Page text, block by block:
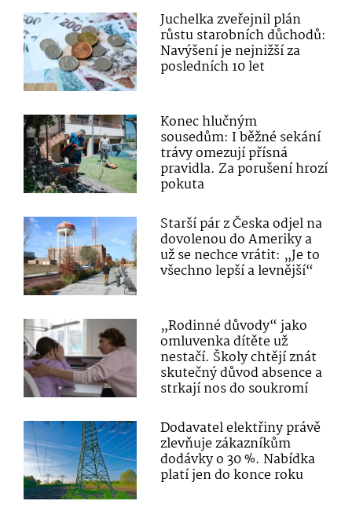
Juchelka zveřejnil plán
růstu starobních důchodů:
Navýšení je nejnižší za
posledních 10 let
Konec hlučným
sousedům: I běžné sekání
trávy omezují přísná
pravidla. Za porušení hrozí
pokuta
Starší pár z Česka odjel na
dovolenou do Ameriky a
už se nechce vrátit: „Je to
všechno lepší a levnější“
„Rodinné důvody“ jako
omluvenka dítěte už
nestačí. Školy chtějí znát
skutečný důvod absence a
strkají nos do soukromí
Dodavatel elektřiny právě
zlevňuje zákazníkům
dodávky o 30 %. Nabídka
platí jen do konce roku